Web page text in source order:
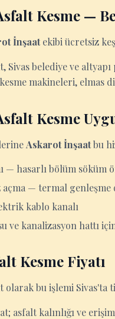
Kesme —
İnşaatekibi ücretsiz
Sivas belediye ve
makineleri, elmas
Kesme
Askarot İnşaatbu
— hasarlı bölüm söküm
açma — termal genleşme
kablo kanalı
ve kanalizasyon hattı
Kesme Fiyatı
olarak bu işlemi
asfalt kalınlığı ve